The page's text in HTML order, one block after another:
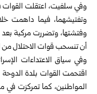
وفي سلفيت، اعتقلت القوات
‏وتفتيشهما، فيما داهمت
وفتشتها، ‏وتضررت مركبة
أن تنسحب ‏قوات الاحتلال من
وفي سياق الاعتداءات
اقتحمت ‏القوات بلدة
المواطنين، كما ‏تمركزت في